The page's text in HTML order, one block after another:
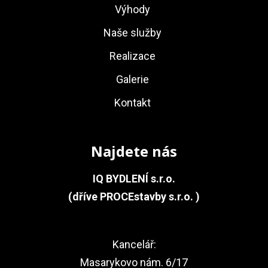
Výhody
Naše služby
Realizace
Galerie
Kontakt
Najdete nás
IQ BYDLENÍ s.r.o.
(dříve PROCEstavby s.r.o. )
Kancelář:
Masarykovo nám. 6/17